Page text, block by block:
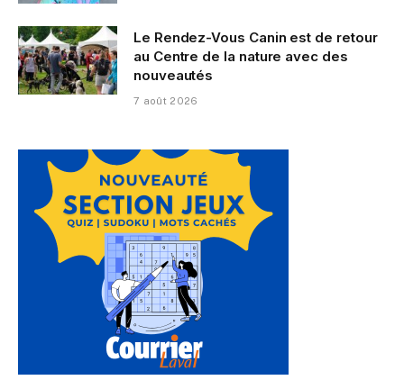
Le Rendez-Vous Canin est de retour
au Centre de la nature avec des
nouveautés
7 août 2026